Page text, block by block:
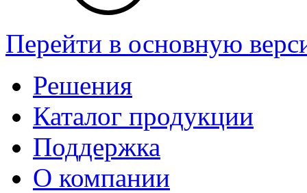
Перейти в основную
Решения
Каталог продукции
Поддержка
О компании